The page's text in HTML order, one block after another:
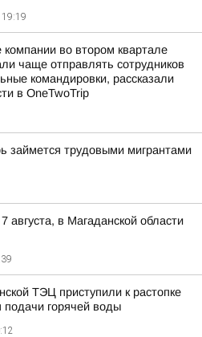
19:19
компании во втором квартале
чаще отправлять сотрудников
командировки, рассказали
в OneTwoTrip
займется трудовыми мигрантами
августа, в Магаданской области
ТЭЦ приступили к растопке
подачи горячей воды